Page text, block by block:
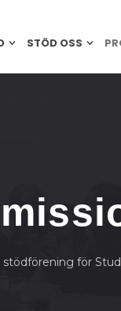
STÖD OSS
för